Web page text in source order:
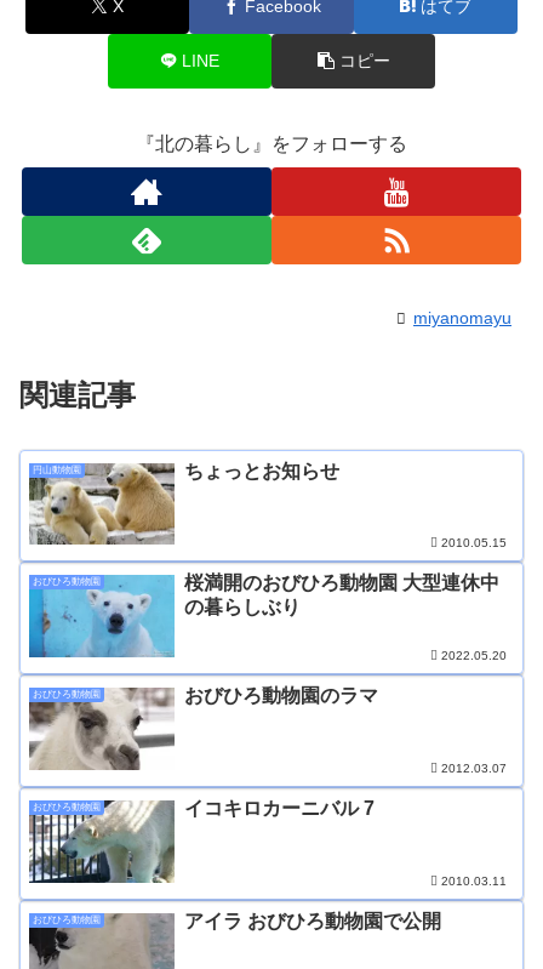
X Facebook はてブ
LINE コピー
『北の暮らし』をフォローする
miyanomayu
関連記事
円山動物園 ちょっとお知らせ
2010.05.15
おびひろ動物園
桜満開のおびひろ動物園 大型連休中
の暮らしぶり
2022.05.20
おびひろ動物園 おびひろ動物園のラマ
2012.03.07
おびひろ動物園 イコキロカーニバル 7
2010.03.11
おびひろ動物園 アイラ おびひろ動物園で公開